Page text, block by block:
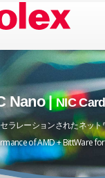
Nano |NIC
ラレーションされたネット
of AMD + BittWare for